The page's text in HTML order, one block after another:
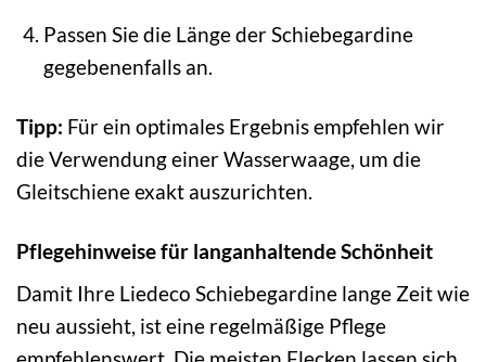
Passen Sie die Länge der Schiebegardine
gegebenenfalls an.
Tipp: Für ein optimales Ergebnis empfehlen wir
die Verwendung einer Wasserwaage, um die
Gleitschiene exakt auszurichten.
Pflegehinweise für langanhaltende Schönheit
Damit Ihre Liedeco Schiebegardine lange Zeit wie
neu aussieht, ist eine regelmäßige Pflege